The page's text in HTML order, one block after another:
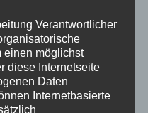
Verantwortlicher
einen möglichst
diese Internetseite
Daten
Internetbasierte